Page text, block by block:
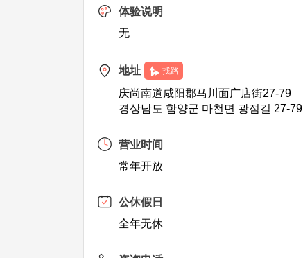
体验说明
无
地址 找路
庆尚南道咸阳郡马川面广店街27-79
경상남도 함양군 마천면 광점길 27-79
营业时间
常年开放
公休假日
全年无休